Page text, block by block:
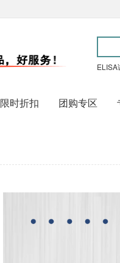
ELISA
限时折扣 团购专区